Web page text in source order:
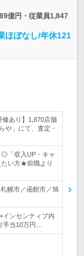
億円・従業員1,847
ほぼなし/年休121
修あり】1,870店舗
や」にて、査定・
◎「収入UP・キャ
たい方★前職より
幌市／函館市／旭
インセンティブ内
手当10万円…